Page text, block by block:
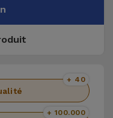
+ 40
+ 100.000